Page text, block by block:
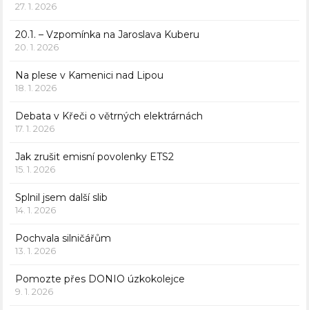
27. 1. 2026
20.1. – Vzpomínka na Jaroslava Kuberu
20. 1. 2026
Na plese v Kamenici nad Lipou
18. 1. 2026
Debata v Křeči o větrných elektrárnách
17. 1. 2026
Jak zrušit emisní povolenky ETS2
15. 1. 2026
Splnil jsem další slib
14. 1. 2026
Pochvala silničářům
13. 1. 2026
Pomozte přes DONIO úzkokolejce
9. 1. 2026